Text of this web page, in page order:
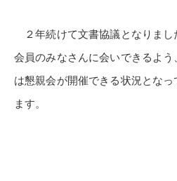
２年続けて文書協議となりまし
会員のみなさんに会いできるよう
は懇親会が開催できる状況とな
ます。